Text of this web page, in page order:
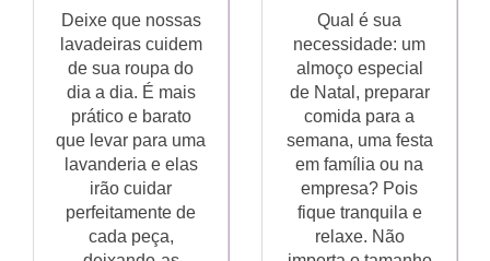
Deixe que nossas
lavadeiras cuidem
de sua roupa do
dia a dia. É mais
prático e barato
que levar para uma
lavanderia e elas
irão cuidar
perfeitamente de
cada peça,
Qual é sua
necessidade: um
almoço especial
de Natal, preparar
comida para a
semana, uma festa
em família ou na
empresa? Pois
fique tranquila e
relaxe. Não